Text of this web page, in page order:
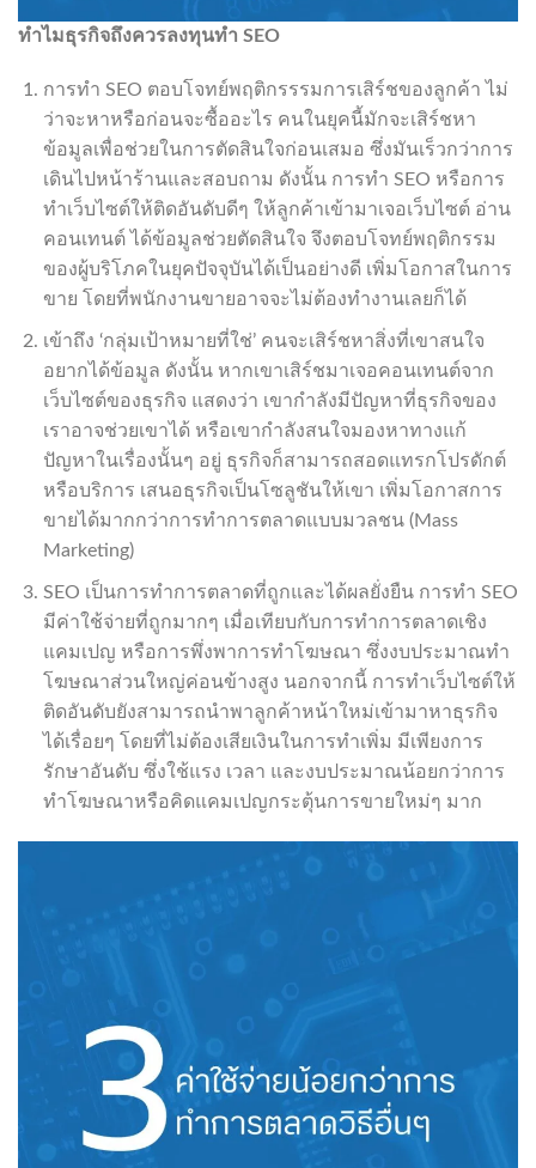
ทำไมธุรกิจถึงควรลงทุนทำ SEO
การทำ SEO ตอบโจทย์พฤติกรรรมการเสิร์ชของลูกค้า ไม่
ว่าจะหาหรือก่อนจะซื้ออะไร คนในยุคนี้มักจะเสิร์ชหา
ข้อมูลเพื่อช่วยในการตัดสินใจก่อนเสมอ ซึ่งมันเร็วกว่าการ
เดินไปหน้าร้านและสอบถาม ดังนั้น การทำ SEO หรือการ
ทำเว็บไซต์ให้ติดอันดับดีๆ ให้ลูกค้าเข้ามาเจอเว็บไซต์ อ่าน
คอนเทนต์ ได้ข้อมูลช่วยตัดสินใจ จึงตอบโจทย์พฤติกรรม
ของผู้บริโภคในยุคปัจจุบันได้เป็นอย่างดี เพิ่มโอกาสในการ
ขาย โดยที่พนักงานขายอาจจะไม่ต้องทำงานเลยก็ได้
เข้าถึง ‘กลุ่มเป้าหมายที่ใช่’ คนจะเสิร์ชหาสิ่งที่เขาสนใจ
อยากได้ข้อมูล ดังนั้น หากเขาเสิร์ชมาเจอคอนเทนต์จาก
เว็บไซต์ของธุรกิจ แสดงว่า เขากำลังมีปัญหาที่ธุรกิจของ
เราอาจช่วยเขาได้ หรือเขากำลังสนใจมองหาทางแก้
ปัญหาในเรื่องนั้นๆ อยู่ ธุรกิจก็สามารถสอดแทรกโปรดักต์
หรือบริการ เสนอธุรกิจเป็นโซลูชันให้เขา เพิ่มโอกาสการ
ขายได้มากกว่าการทำการตลาดแบบมวลชน (Mass
Marketing)
SEO เป็นการทำการตลาดที่ถูกและได้ผลยั่งยืน การทำ SEO
มีค่าใช้จ่ายที่ถูกมากๆ เมื่อเทียบกับการทำการตลาดเชิง
แคมเปญ หรือการพึ่งพาการทำโฆษณา ซึ่งงบประมาณทำ
โฆษณาส่วนใหญ่ค่อนข้างสูง นอกจากนี้ การทำเว็บไซต์ให้
ติดอันดับยังสามารถนำพาลูกค้าหน้าใหม่เข้ามาหาธุรกิจ
ได้เรื่อยๆ โดยที่ไม่ต้องเสียเงินในการทำเพิ่ม มีเพียงการ
รักษาอันดับ ซึ่งใช้แรง เวลา และงบประมาณน้อยกว่าการ
ทำโฆษณาหรือคิดแคมเปญกระตุ้นการขายใหม่ๆ มาก